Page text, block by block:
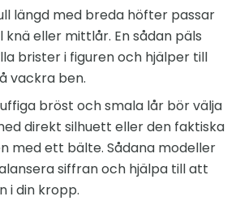
längd med breda höfter passar
eller mittlår. En sådan päls
brister i figuren och hjälper till
vackra ben.
bröst och smala lår bör välja
direkt silhuett eller den faktiska
med ett bälte. Sådana modeller
siffran och hjälpa till att
i din kropp.